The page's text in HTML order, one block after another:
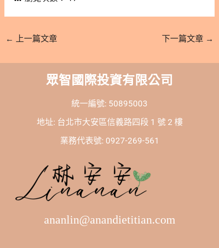
← 上一篇文章 下一篇文章 →
眾智國際投資有限公司
統一編號: 50895003
地址: 台北市大安區信義路四段 1 號 2 樓
業務代表號: 0927-269-561
ananlin@anandietitian.com